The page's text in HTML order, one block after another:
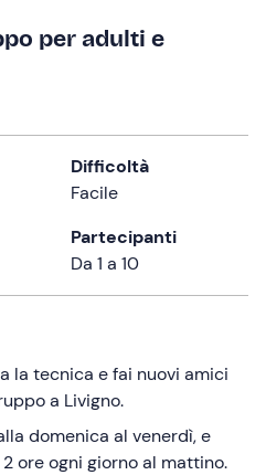
per adulti e
Difficoltà
Facile
Partecipanti
Da 1 a 10
la tecnica e fai nuovi amici
a Livigno.
domenica al venerdì, e
ore ogni giorno al mattino.